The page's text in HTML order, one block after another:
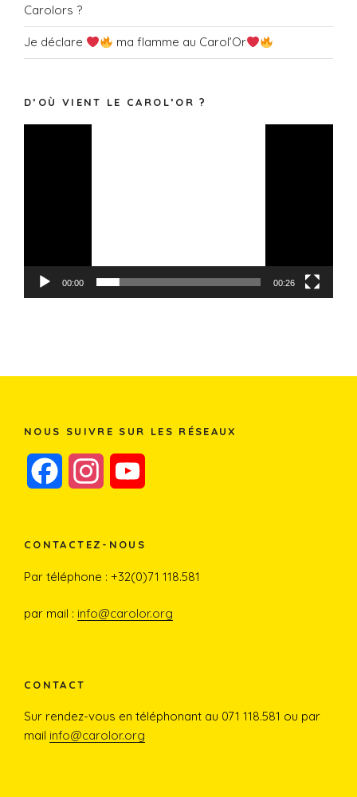
Carolors ?
Je déclare ma flamme au Carol’Or
D’OÙ VIENT LE CAROL’OR ?
00:00 00:26
NOUS SUIVRE SUR LES RÉSEAUX
c
e
b
o
k
s
t
a
a
T
u
CONTACTEZ-NOUS
Par téléphone : +32(0)71 118.581
par mail : info@carolor.org
CONTACT
Sur rendez-vous en téléphonant au 071 118.581 ou par
mail info@carolor.org